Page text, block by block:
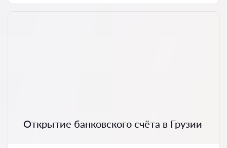
Открытие банковского счёта в Грузии